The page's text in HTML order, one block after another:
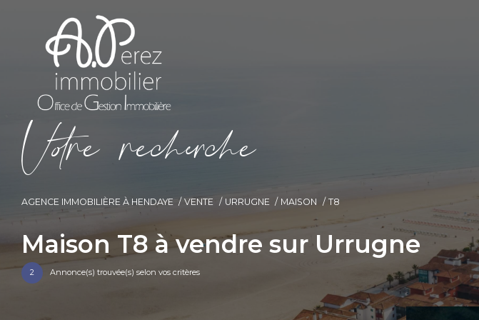
Vore recece
AGENCE IMMOBILIÈRE À HENDAYE VENTE URRUGNE MAISON T8
Maison T8 à vendre sur Urrugne
2 Annonce(s) trouvée(s) selon vos critères